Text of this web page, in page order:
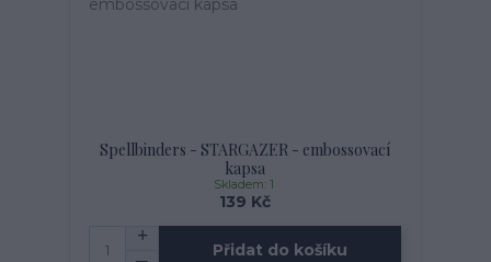
Spellbinders - STARGAZER - embossovací
kapsa
139 Kč
Skladem: 1
Přidat do košíku